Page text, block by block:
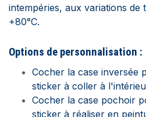
intempéries, aux variations de
+80°C.
Options de personnalisation :
Cocher la case inversée
sticker à coller à
Cocher la case pochoir
sticker à réaliser en